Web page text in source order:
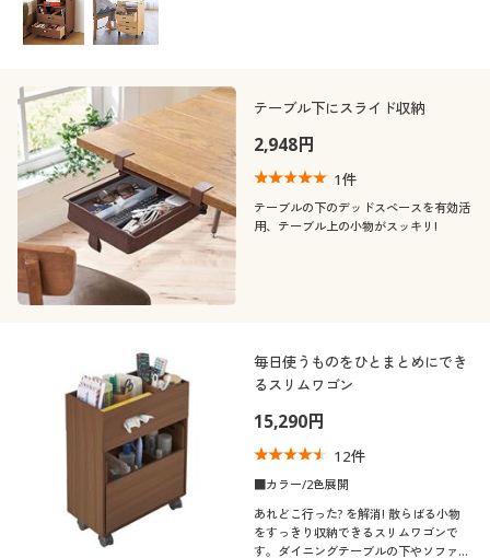
大きいサイズ レディース下着
大きいサイズ メンズ
大きいサイズ 事務・制服
シークレットセール
商品カテゴリ一覧
カタログ・チラシからのご注文
デジタルカタログ
カタログ無料プレゼント
会員メニュー
閲覧履歴
お気に入り
サポート
カラー
～ 円 絞込
テーブル下にスライド収納
2,948円
1件
テーブルの下のデッドスペースを有効活
用、テーブル上の小物がスッキリ!
毎日使うものをひとまとめにでき
るスリムワゴン
15,290円
12件
■カラー/2色展開
あれどこ行った? を解消! 散らばる小物
をすっきり収納できるスリムワゴンで
す。ダイニングテーブルの下やソファサ